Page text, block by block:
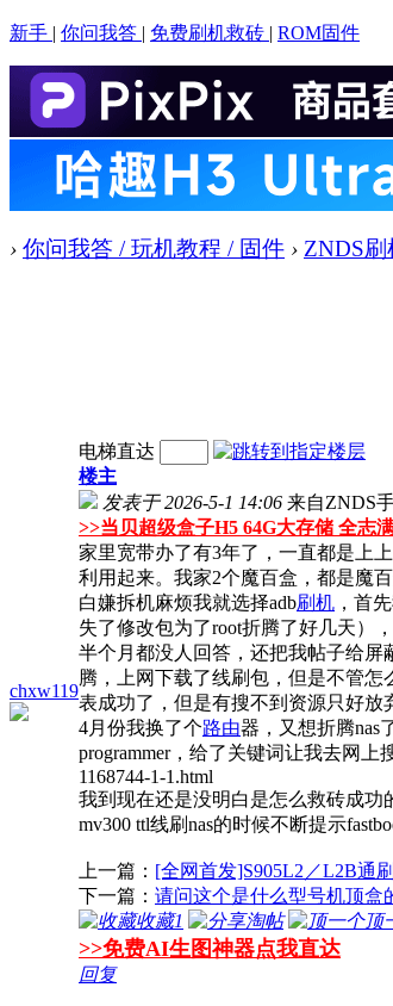
新手 | 你问我答 | 免费刷机救砖 | ROM固件
› 你问我答 / 玩机教程 / 固件 › ZNDS
chxw119
电梯直达
楼主
发表于 2026-5-1 14:06 来自ZNDS
>>当贝超级盒子H5 64G大存储 全志
家里宽带办了有3年了，一直都是上
利用起来。我家2个魔百盒，都是魔
白嫌拆机麻烦我就选择adb刷机 ，首
失了修改包为了root折腾了好几天）
半个月都没人回答，还把我帖子给
腾，上网下载了线刷包，但是不管怎
表成功了，但是有搜不到资源只好放
4月份我换了个路由器，又想折腾nas
programmer，给了关键词让我去网
1168744-1-1.html
我到现在还是没明白是怎么救砖成功
mv300 ttl线刷nas的时候不断提示
上一篇： [全网首发]S905L2／L2B通
下一篇： 请问这个是什么型号机顶盒
收藏1 淘帖 顶
>>免费AI生图神器点我直达
回复